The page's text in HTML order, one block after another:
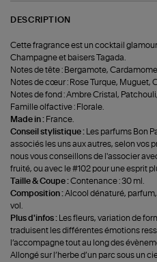
DESCRIPTION
Cette fragrance est un cocktail
Champagne et baisers Tagada.
Notes de tête : Bergamote,
Notes de cœur : Rose Turque, Muguet,
Notes de fond : Ambre Cristal,
Famille olfactive : Florale.
Made in : France.
Conseil stylistique :
Les parfums Bon
associés les uns aux autres, selon vos
nous vous conseillons de l'associer
fruité, ou avec le #102 pour une esprit
Taille & Coupe :Contenance : 30 ml.
Composition :Alcool dénaturé,
vol.
Plus d'infos :
Les fleurs, variation de
traduisent les différentes émotions
l’accompagne tout au long des
Allongé sur l’herbe d’un parc sous un